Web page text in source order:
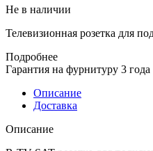
Не в наличии
Телевизионная розетка для
Подробнее
Гарантия на фурнитуру 3 года
Описание
Доставка
Описание